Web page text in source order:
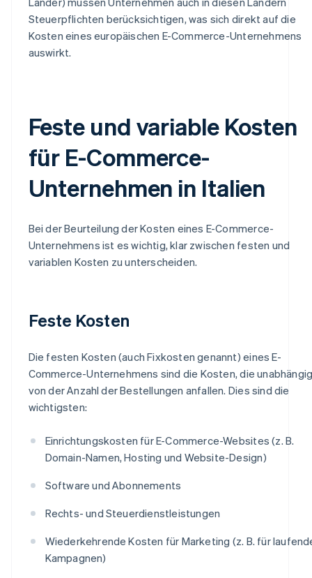
Steuerpflichten berücksichtigen, was sich direkt auf die
Kosten eines europäischen E-Commerce-Unternehmens
auswirkt.
Feste und variable Kosten
für E-Commerce-
Unternehmen in Italien
Bei der Beurteilung der Kosten eines E-Commerce-
Unternehmens ist es wichtig, klar zwischen festen und
variablen Kosten zu unterscheiden.
Feste Kosten
Die festen Kosten (auch Fixkosten genannt) eines E-
Commerce-Unternehmens sind die Kosten, die
von der Anzahl der Bestellungen anfallen. Dies sind die
wichtigsten:
Einrichtungskosten für E-Commerce-Websites (z. B.
Domain-Namen, Hosting und Website-Design)
Software und Abonnements
Rechts- und Steuerdienstleistungen
Wiederkehrende Kosten für Marketing (z. B. für
Kampagnen)